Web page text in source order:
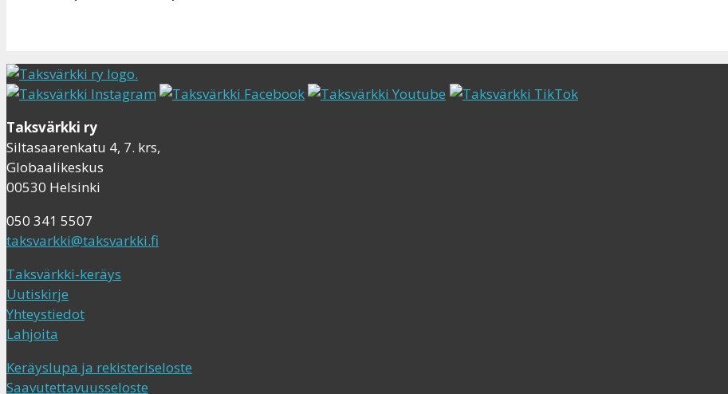
Taksvärkki ry
Siltasaarenkatu 4, 7. krs,
Globaalikeskus
00530 Helsinki
050 341 5507
taksvarkki@taksvarkki.fi
Taksvärkki-keräys
Uutiskirje
Yhteystiedot
Lahjoita
Keräyslupa ja rekisteriseloste
Saavutettavuusseloste